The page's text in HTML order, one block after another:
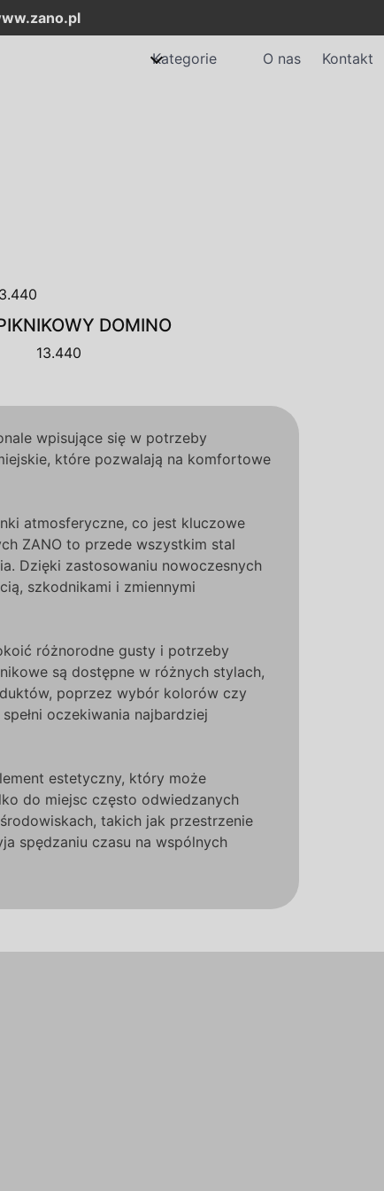
Kategorie O nas Kontakt
DOMINO
13.440
wpisujące się w potrzeby
które pozwalają na komfortowe
atmosferyczne, co jest kluczowe
ZANO to przede wszystkim stal
Dzięki zastosowaniu nowoczesnych
szkodnikami i zmiennymi
różnorodne gusty i potrzeby
są dostępne w różnych stylach,
poprzez wybór kolorów czy
oczekiwania najbardziej
estetyczny, który może
do miejsc często odwiedzanych
takich jak przestrzenie
spędzaniu czasu na wspólnych